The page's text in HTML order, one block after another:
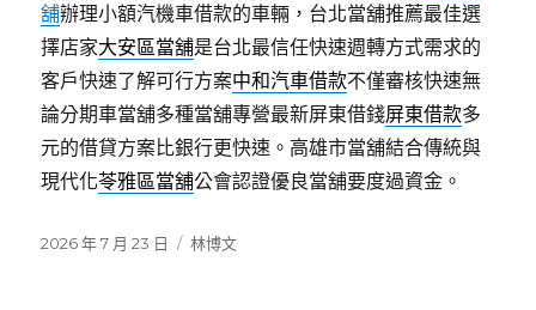
舖辦理小額汽機車借款的車輛，台北當舖推薦最佳選
擇店家大安區當舖是台北最信任快速週轉方式需求的
客戶快速了解可行方案中和汽車借款不僅審核快速無
論分期車當舖多種當舖專營最新屏東借錢屏東借款多
元的借貸方案比銀行更快速。高雄市當舖結合傳統與
現代化苓雅區當舖公會認證優良當舖要度過資金。
發
2026 年 7 月 23 日
分
林博文